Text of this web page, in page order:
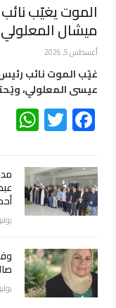
الموت يغيّب
ميشال المعلولي
أغسطس 5, 2026
غيّب الموت نائب
عيسى المعلولي،
Facebook
يوليو 28,
يوليو 24,